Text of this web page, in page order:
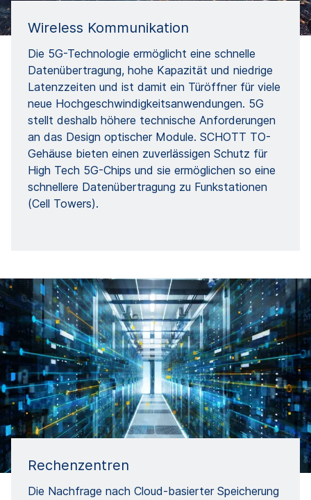
Wireless Kommunikation
Die 5G-Technologie ermöglicht eine schnelle
Datenübertragung, hohe Kapazität und niedrige
Latenzzeiten und ist damit ein Türöffner für viele
neue Hochgeschwindigkeitsanwendungen. 5G
stellt deshalb höhere technische Anforderungen
an das Design optischer Module. SCHOTT TO-
Gehäuse bieten einen zuverlässigen Schutz für
High Tech 5G-Chips und sie ermöglichen so eine
schnellere Datenübertragung zu Funkstationen
(Cell Towers).
Rechenzentren
Die Nachfrage nach Cloud-basierter Speicherung